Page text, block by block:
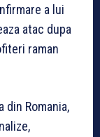
a lui
atac dupa
raman
Romania,